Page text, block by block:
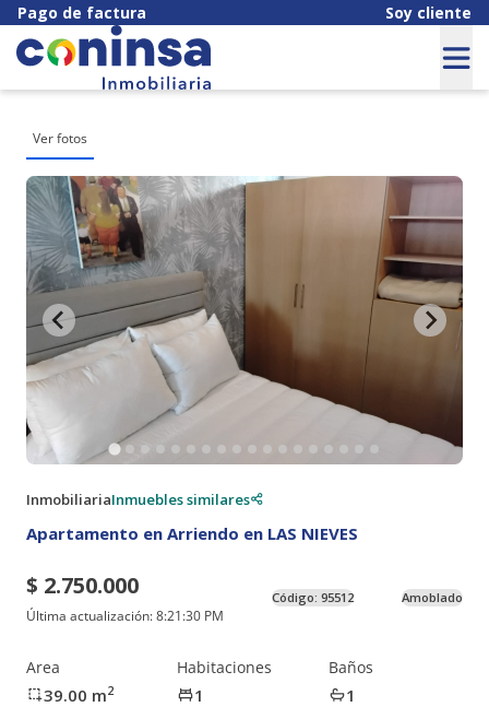
Pago de factura Soy cliente
Ver fotos
InmobiliariaInmuebles similares
Apartamento en Arriendo en LAS NIEVES
$ 2.750.000
Última actualización:8:21:30 PM
Código: 95512 Amoblado
Area
39.00 m2
Habitaciones
1
Baños
1